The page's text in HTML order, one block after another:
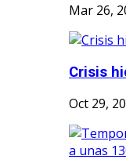
Mar 26,
Crisis
Oct 29,